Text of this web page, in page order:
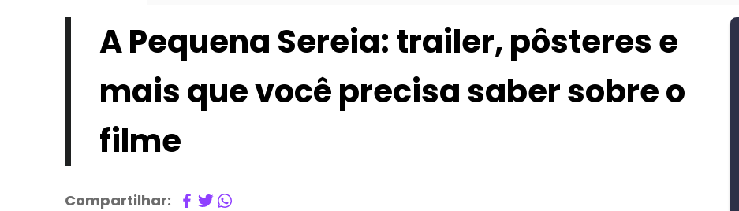
A Pequena Sereia: trailer, pôsteres e
mais que você precisa saber sobre o
filme
Compartilhar: